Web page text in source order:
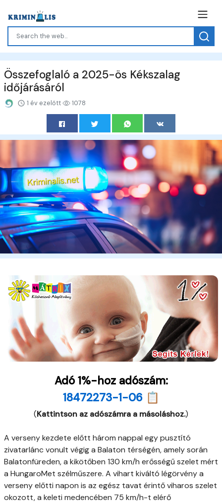
Összefoglaló a 2025-ös Kékszalag
időjárásáról
1 év ezelőtt 1078
Adó 1%-hoz adószám:
18472273-1-06 📋
(Kattintson az adószámra a másoláshoz.)
A verseny kezdete előtt három nappal egy pusztító
zivatarlánc vonult végig a Balaton térségén, amely során
Balatonfüreden, a kikötőben 130 km/h erősségű szelet mért
a HungaroMet szélműszere. A vihart kiváltó légörvény a
verseny előtti napon is az egész tavat érintő viharos szelet
okozott, a keleti medencében 75 km/h-t elérő